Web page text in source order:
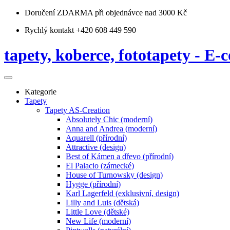
Doručení ZDARMA při objednávce nad 3000 Kč
Rychlý kontakt +420 608 449 590
tapety, koberce, fototapety - E-
Kategorie
Tapety
Tapety AS-Creation
Absolutely Chic (moderní)
Anna and Andrea (moderní)
Aquarell (přírodní)
Attractive (design)
Best of Kámen a dřevo (přírodní)
El Palacio (zámecké)
House of Turnowsky (design)
Hygge (přírodní)
Karl Lagerfeld (exklusivní, design)
Lilly and Luis (dětská)
Little Love (dětské)
New Life (moderní)